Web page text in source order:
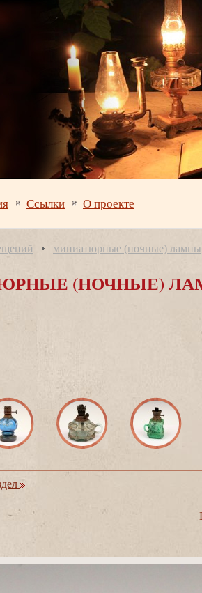
Ссылки О проекте
миниатюрные (ночные) лампы
(НОЧНЫЕ)